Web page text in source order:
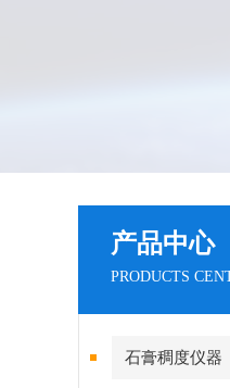
产品中心
PRODUCTS
石膏稠度仪器